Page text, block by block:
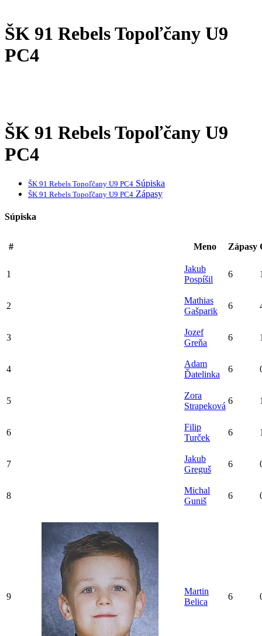
ŠK 91 Rebels Topoľčany U9
PC4
ŠK 91 Rebels Topoľčany U9
PC4
ŠK 91 Rebels Topoľčany U9 PC4 Súpiska
ŠK 91 Rebels Topoľčany U9 PC4 Zápasy
Súpiska
# Meno Zápasy
1
Jakub
Pospíšil
6
2
Mathias
Gašparik
6
3
Jozef
Greňa
6
4
Adam
Ďatelinka
6
5
Zora
Strapeková
6
6
Filip
Turček
6
7
Jakub
Greguš
6
8
Michal
Guniš
6
9
Martin
Belica
6